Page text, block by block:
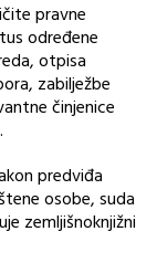
pravne
određene
otpisa
zabilježbe
činjenice
predviđa
osobe, suda
zemljišnoknjižni